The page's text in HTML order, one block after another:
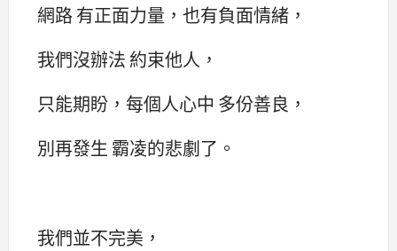
網路 有正面力量，也有負面情緒，
我們沒辦法 約束他人，
只能期盼，每個人心中 多份善良，
別再發生 霸凌的悲劇了。
我們並不完美，